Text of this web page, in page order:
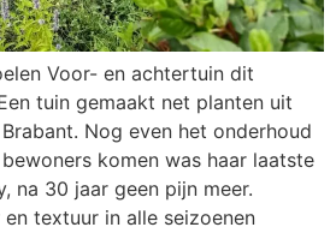
Voor- en achtertuin dit
tuin gemaakt net planten uit
Nog even het onderhoud
komen was haar laatste
na 30 jaar geen pijn meer.
textuur in alle seizoenen